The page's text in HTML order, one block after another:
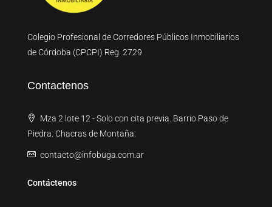
Colegio Profesional de Corredores Públicos Inmobiliarios
de Córdoba (CPCPI) Reg. 2729
Contactenos
Mza 2 lote 12 - Solo con cita previa. Barrio Paso de
Piedra. Chacras de Montaña.
contacto@infobuga.com.ar
Contáctenos